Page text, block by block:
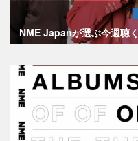
NME Japanが選ぶ今週聴